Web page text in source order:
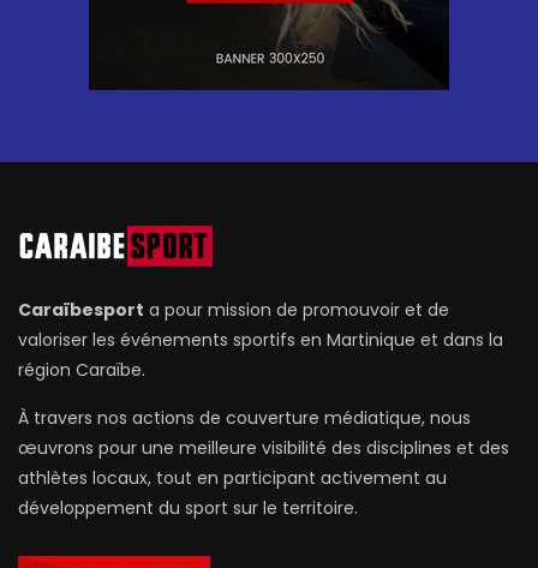
Caraïbesport a pour mission de promouvoir et de
valoriser les événements sportifs en Martinique et dans la
région Caraïbe.
À travers nos actions de couverture médiatique, nous
œuvrons pour une meilleure visibilité des disciplines et des
athlètes locaux, tout en participant activement au
développement du sport sur le territoire.